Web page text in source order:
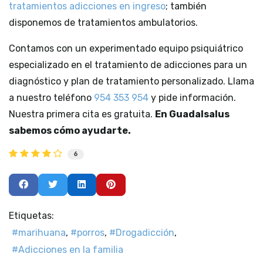
tratamientos adicciones en ingreso; también
disponemos de tratamientos ambulatorios.
Contamos con un experimentado equipo psiquiátrico
especializado en el tratamiento de adicciones para un
diagnóstico y plan de tratamiento personalizado. Llama
a nuestro teléfono 954 353 954 y pide información.
Nuestra primera cita es gratuita. En Guadalsalus
sabemos cómo ayudarte.
6
Etiquetas:
marihuana
porros
Drogadicción
Adicciones en la familia